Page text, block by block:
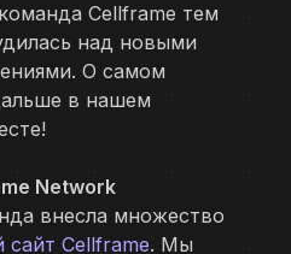
Cellframe тем
над новыми
О самом
в нашем
Network
внесла множество
сайт Cellframe. Мы